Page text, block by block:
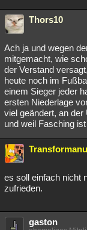
Thors10
Ach ja und wegen
mitgemacht, wie
der Verstand
heute noch im
einem Sieger jeder
ersten Niederlage
viel geändert, an
und weil Fasching
Transformanu
es soll einfach nicht
zufrieden.
gaston